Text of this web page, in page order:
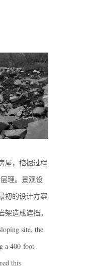
屋，挖掘过程
理。景观设
初的设计方案
造成遮挡。
site, the
a 400-foot-
this